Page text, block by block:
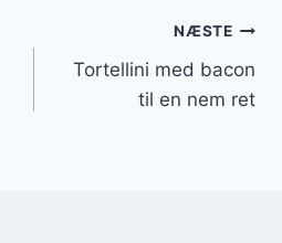
NÆSTE
Tortellini med bacon
til en nem ret